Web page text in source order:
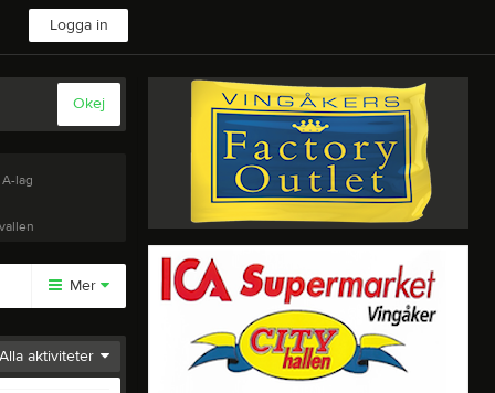
Logga in
Okej
lag
Mer
Huvudmeny
aktiviteter